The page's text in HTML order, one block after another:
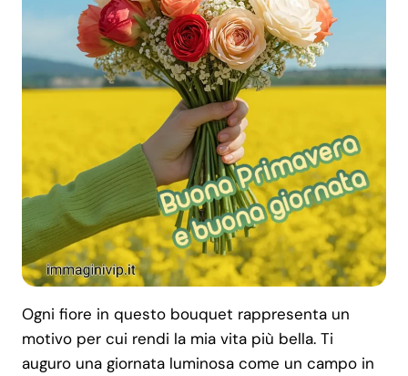
Ogni fiore in questo bouquet rappresenta un
motivo per cui rendi la mia vita più bella. Ti
auguro una giornata luminosa come un campo in